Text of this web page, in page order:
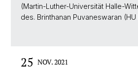
(Martin-Luther-Universität Halle-
des. Brinthanan Puvaneswaran (HU
25 NOV. 2021